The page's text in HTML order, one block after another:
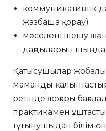
коммуникативтік
жазбаша қорғау)
мәселені шешу
дағдыларын
Қатысушылар
маманды
ретінде жоғары
практикамен
тұтынушыдан білім